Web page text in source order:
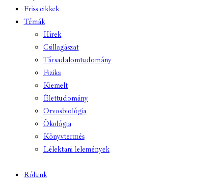
Friss cikkek
Témák
Hírek
Csillagászat
Társadalomtudomány
Fizika
Kiemelt
Élettudomány
Orvosbiológia
Ökológia
Könyvtermés
Lélektani lelemények
Rólunk